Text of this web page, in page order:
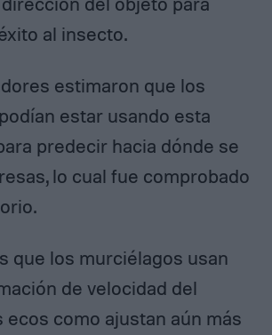
al insecto.
estimaron que los
estar usando esta
predecir hacia dónde se
lo cual fue comprobado
que los murciélagos usan
de velocidad del
ecos como ajustan aún más